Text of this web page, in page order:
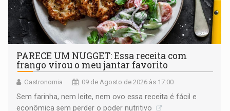
PARECE UM NUGGET: Essa receita com
frango virou o meu jantar favorito
Gastronomia 09 de Agosto de 2026 às 17:00
Sem farinha, nem leite, nem ovo essa receita é fácil e
econômica sem perder o poder nutritivo